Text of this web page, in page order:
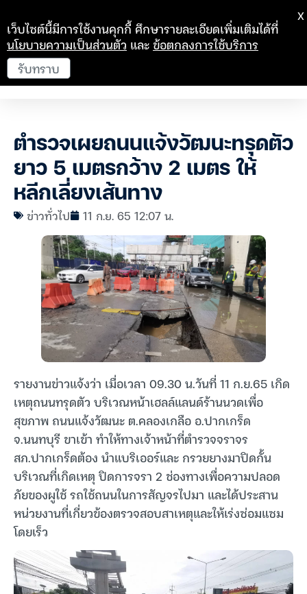
ตำรวจเผยถนนแจ้งวัฒนะทรุดตัว
ยาว 5 เมตรกว้าง 2 เมตร ให้
หลีกเลี่ยงเส้นทาง
ข่าวทั่วไป 11 ก.ย. 65 12:07 น.
รายงานข่าวแจ้งว่า เมื่อเวลา 09.30 น.วันที่ 11 ก.ย.65 เกิด
เหตุถนนทรุดตัว บริเวณหน้าเฮลล์แลนด์ร้านนวดเพื่อ
สุขภาพ ถนนแจ้งวัฒนะ ต.คลองเกลือ อ.ปากเกร็ด
จ.นนทบุรี ขาเข้า ทำให้ทางเจ้าหน้าที่ตำรวจจราจร
สภ.ปากเกร็ดต้อง นำแบริเออร์และ กรวยยางมาปิดกั้น
บริเวณที่เกิดเหตุ ปิดการจรา 2 ช่องทางเพื่อความปลอด
ภัยของผูใช้ รถใช้ถนนในการสัญจรไปมา และได้ประสาน
หน่วยงานที่เกี่ยวข้องตรวจสอบสาเหตุและให้เร่งซ่อมแซม
โดยเร็ว
เว็บไซต์นี้มีการใช้งานคุกกี้ ศึกษารายละเอียดเพิ่มเติมได้ที่
นโยบายความเป็นส่วนตัว และข้อตกลงการใช้บริการ
รับทราบ
X